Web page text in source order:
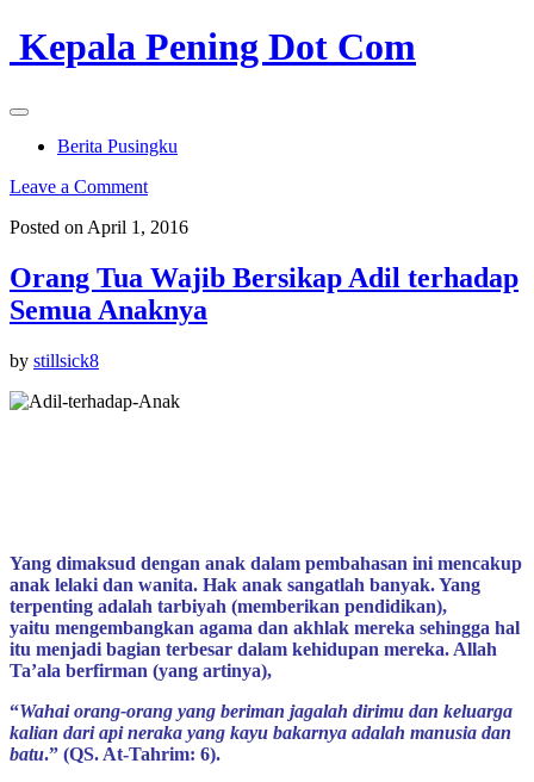
Kepala Pening Dot Com
Berita Pusingku
Leave a Comment
Posted on April 1, 2016
Orang Tua Wajib Bersikap Adil terhadap
Semua Anaknya
by stillsick8
Yang dimaksud dengan anak dalam pembahasan ini mencakup
anak lelaki dan wanita. Hak anak sangatlah banyak. Yang
terpenting adalah tarbiyah (memberikan pendidikan),
yaitu mengembangkan agama dan akhlak mereka sehingga hal
itu menjadi bagian terbesar dalam kehidupan mereka. Allah
Ta’ala berfirman (yang artinya),
“Wahai orang-orang yang beriman jagalah dirimu dan keluarga
kalian dari api neraka yang kayu bakarnya adalah manusia dan
batu.” (QS. At-Tahrim: 6).